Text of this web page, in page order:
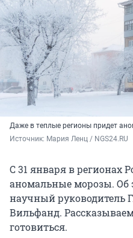
Даже в теплые регионы придет
Источник: Мария Ленц / NGS24.RU
С 31 января в регионах
аномальные морозы. Об
научный руководитель
Вильфанд.
готовиться.